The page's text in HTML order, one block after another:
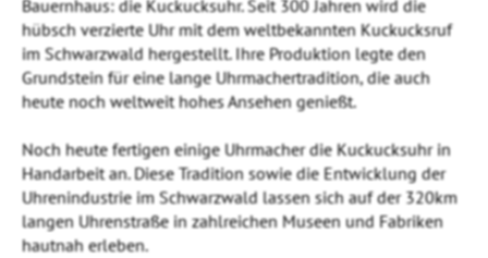
Bauernhaus: die Kuckucksuhr. Seit 300 Jahren wird die
hübsch verzierte Uhr mit dem weltbekannten Kuckucksruf
im Schwarzwald hergestellt. Ihre Produktion legte den
Grundstein für eine lange Uhrmachertradition, die auch
heute noch weltweit hohes Ansehen genießt.
Noch heute fertigen einige Uhrmacher die Kuckucksuhr in
Handarbeit an. Diese Tradition sowie die Entwicklung der
Uhrenindustrie im Schwarzwald lassen sich auf der 320km
langen Uhrenstraße in zahlreichen Museen und Fabriken
hautnah erleben.